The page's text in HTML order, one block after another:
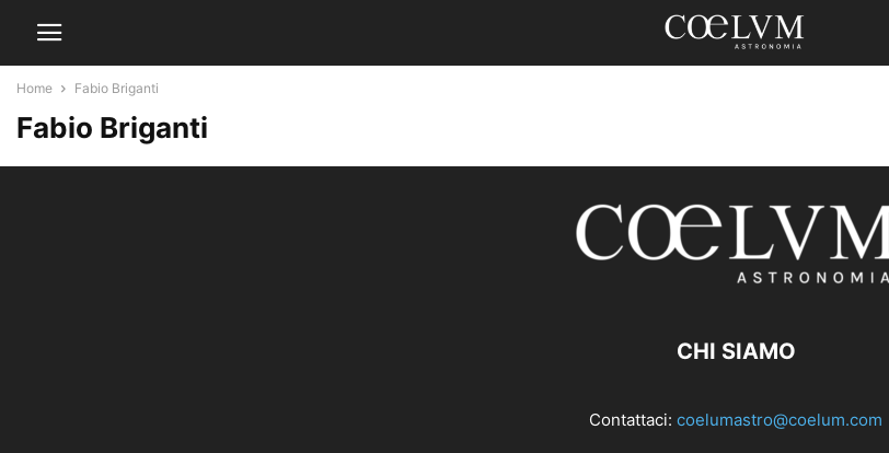
Home Fabio Briganti
Fabio Briganti
CHI SIAMO
Contattaci: coelumastro@coelum.com